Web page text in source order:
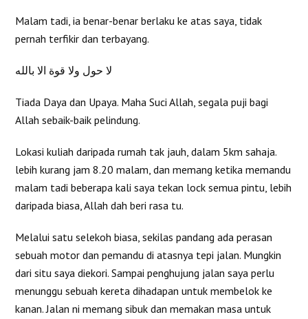
Malam tadi, ia benar-benar berlaku ke atas saya, tidak
pernah terfikir dan terbayang.
لا حول ولا قوة الا بالله
Tiada Daya dan Upaya. Maha Suci Allah, segala puji bagi
Allah sebaik-baik pelindung.
Lokasi kuliah daripada rumah tak jauh, dalam 5km sahaja.
lebih kurang jam 8.20 malam, dan memang ketika memandu
malam tadi beberapa kali saya tekan lock semua pintu, lebih
daripada biasa, Allah dah beri rasa tu.
Melalui satu selekoh biasa, sekilas pandang ada perasan
sebuah motor dan pemandu di atasnya tepi jalan. Mungkin
dari situ saya diekori. Sampai penghujung jalan saya perlu
menunggu sebuah kereta dihadapan untuk membelok ke
kanan. Jalan ni memang sibuk dan memakan masa untuk